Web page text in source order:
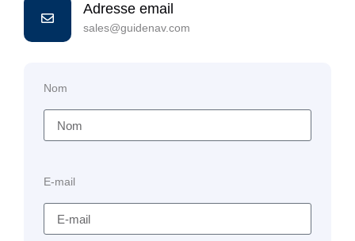
Adresse email
sales@guidenav.com
Nom
E-mail